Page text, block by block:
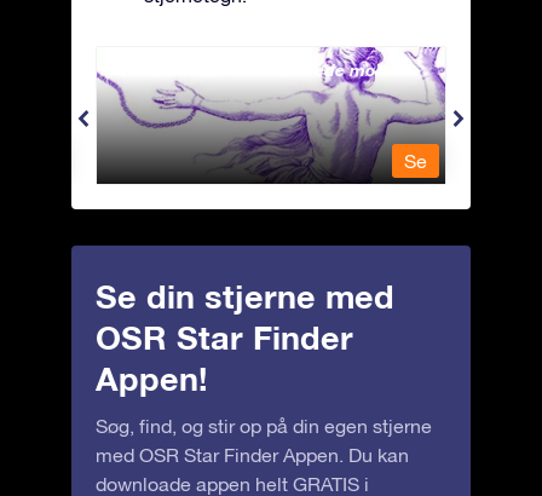
Andromeda - Den lænkede mø
Se
Se din stjerne med
OSR Star Finder
Appen!
Søg, find, og stir op på din egen stjerne
med OSR Star Finder Appen. Du kan
downloade appen helt GRATIS i